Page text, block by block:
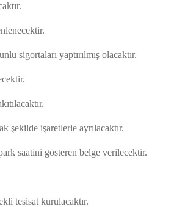
sigortaları yaptırılmış olacaktır.
şekilde işaretlerle ayrılacaktır.
saatini gösteren belge verilecektir.
tesisat kurulacaktır.